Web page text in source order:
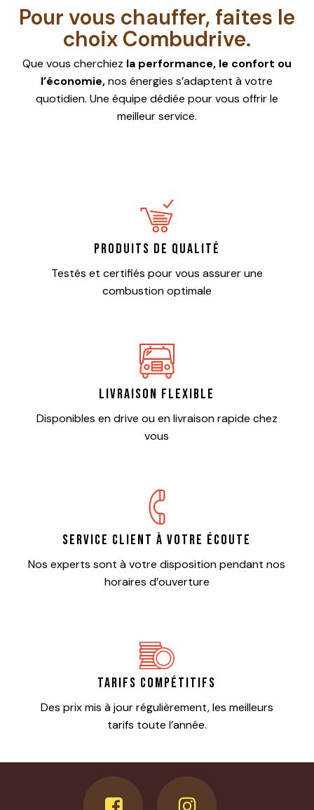
Pour vous chauffer, faites le
choix Combudrive.
Que vous cherchiez la performance, le confort ou
l’économie,nos énergies s’adaptent à votre
quotidien. Une équipe dédiée pour vous offrir le
meilleur service.
Produits de qualité
Testés et certifiés pour vous assurer une
combustion optimale
Livraison flexible
Disponibles en drive ou en livraison rapide chez
vous
Service client à votre écoute
Nos experts sont à votre disposition pendant nos
horaires d’ouverture
Tarifs compétitifs
Des prix mis à jour régulièrement, les meilleurs
tarifs toute l’année.